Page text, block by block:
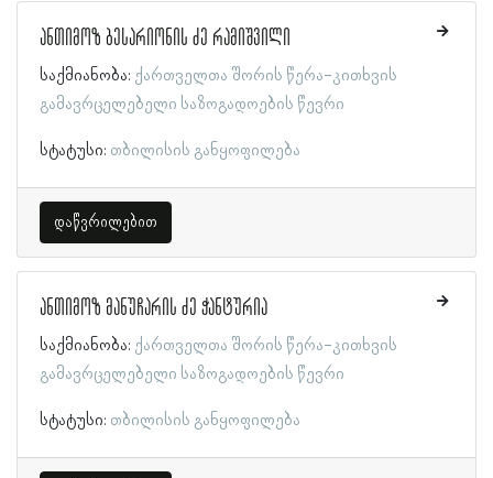
ანთიმოზ ბესარიონის ძე რამიშვილი
საქმიანობა: ქართველთა შორის წერა-კითხვის
გამავრცელებელი საზოგადოების წევრი
სტატუსი: თბილისის განყოფილება
დაწვრილებით
ანთიმოზ მანუჩარის ძე ჭანტურია
საქმიანობა: ქართველთა შორის წერა-კითხვის
გამავრცელებელი საზოგადოების წევრი
სტატუსი: თბილისის განყოფილება